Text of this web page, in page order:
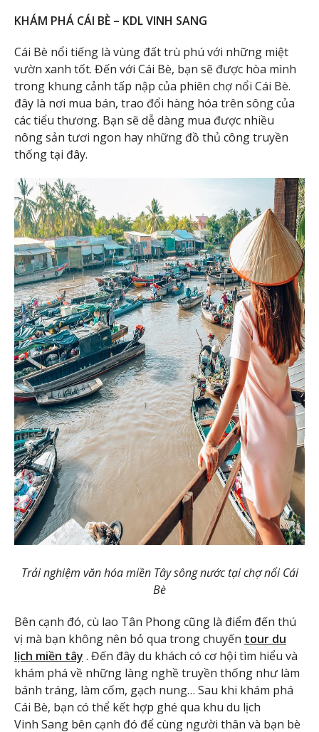
KHÁM PHÁ CÁI BÈ – KDL VINH SANG
Cái Bè nổi tiếng là vùng đất trù phú với những miệt
vườn xanh tốt. Đến với Cái Bè, bạn sẽ được hòa mình
trong khung cảnh tấp nập của phiên chợ nổi Cái Bè.
đây là nơi mua bán, trao đổi hàng hóa trên sông của
các tiểu thương. Bạn sẽ dễ dàng mua được nhiều
nông sản tươi ngon hay những đồ thủ công truyền
thống tại đây.
Trải nghiệm văn hóa miền Tây sông nước tại chợ nổi Cái
Bè
Bên cạnh đó, cù lao Tân Phong cũng là điểm đến thú
vị mà bạn không nên bỏ qua trong chuyến tour du
lịch miền tây . Đến đây du khách có cơ hội tìm hiểu và
khám phá về những làng nghề truyền thống như làm
bánh tráng, làm cốm, gạch nung… Sau khi khám phá
Cái Bè, bạn có thể kết hợp ghé qua khu du lịch
Vinh Sang bên cạnh đó để cùng người thân và bạn bè